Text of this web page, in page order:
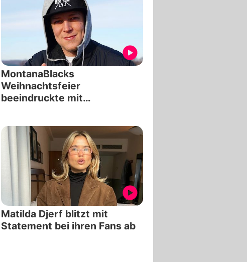
MontanaBlacks
Weihnachtsfeier
beeindruckte mit
Matilda Djerf blitzt mit
Statement bei ihren Fans ab